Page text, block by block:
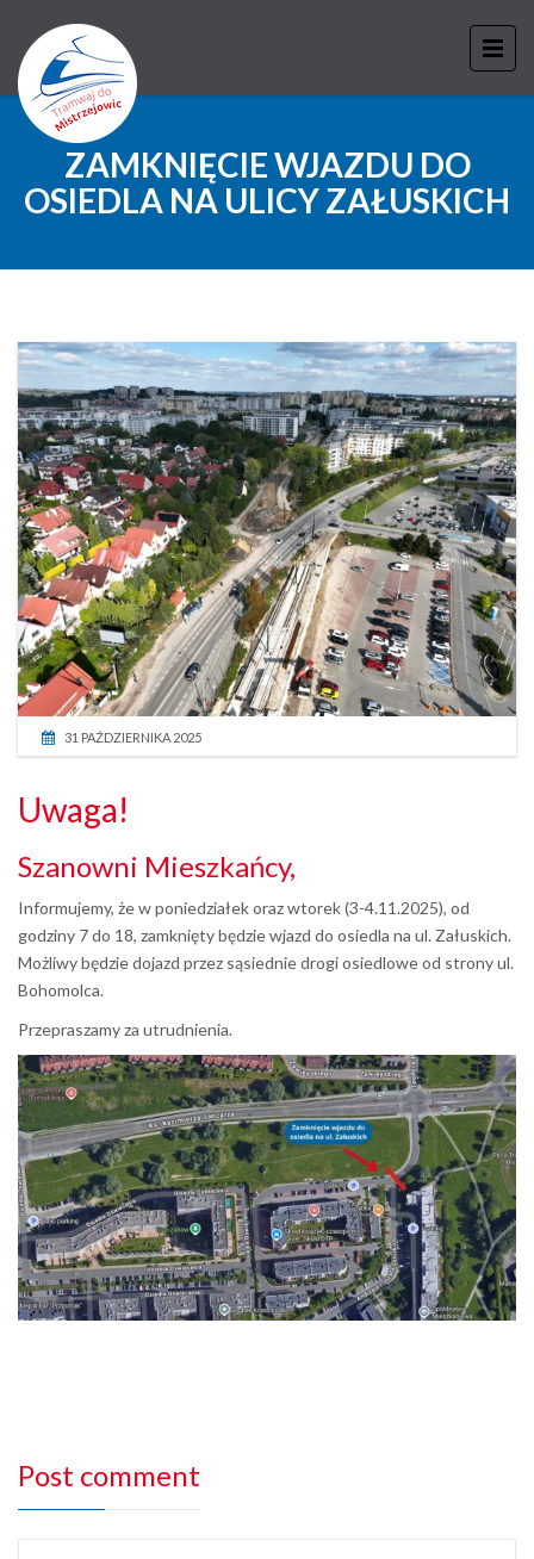
ZAMKNIĘCIE WJAZDU DO
OSIEDLA NA ULICY ZAŁUSKICH
31 PAŹDZIERNIKA 2025
Uwaga!
Szanowni Mieszkańcy,
Informujemy, że w poniedziałek oraz wtorek (3-4.11.2025), od
godziny 7 do 18, zamknięty będzie wjazd do osiedla na ul. Załuskich.
Możliwy będzie dojazd przez sąsiednie drogi osiedlowe od strony ul.
Bohomolca.
Przepraszamy za utrudnienia.
Post comment